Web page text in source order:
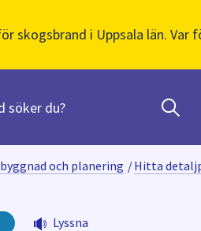
skogsbrand i Uppsala län. Var
och planering /Hitta
Lyssna